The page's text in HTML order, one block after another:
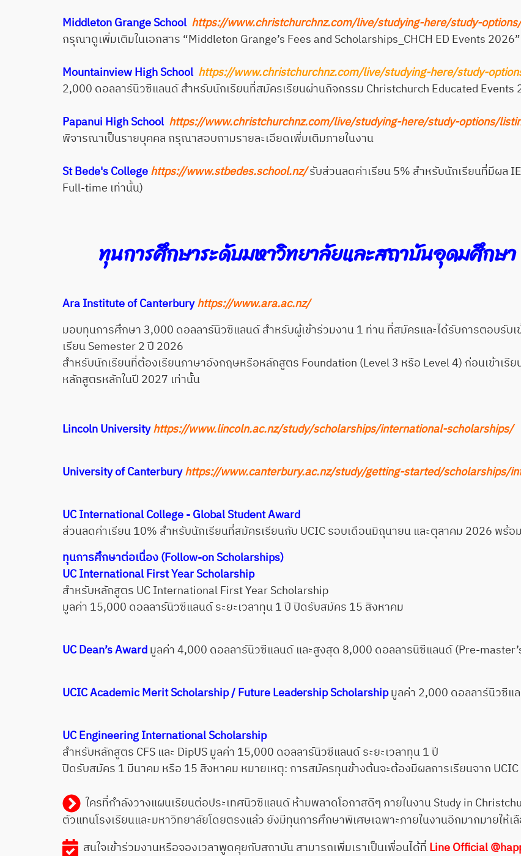
Middleton Grange School https://www.christchurchnz.com/live/studying-here/study-
กรุณาดูเพิ่มเติมในเอกสาร “Middleton Grange’s Fees and Scholarships_CHCH ED Events 2026”
Mountainview High School https://www.christchurchnz.com/live/studying-here/study-
2,000 ดอลลาร์นิวซีแลนด์ สำหรับนักเรียนที่สมัครเรียนผ่านกิจกรรม Christchurch Educated Events
Papanui High School https://www.christchurchnz.com/live/studying-here/study-options/
พิจารณาเป็นรายบุคคล กรุณาสอบถามรายละเอียดเพิ่มเติมภายในงาน
St Bede's Collegehttps://www.stbedes.school.nz/รับส่วนลดค่าเรียน 5% สำหรับนักเรียนที่มีผล
Full-time เท่านั้น)
ทุนการศึกษาระดับมหาวิทยาลัยและสถาบันอุดมศึกษ
Ara Institute of Canterburyhttps://www.ara.ac.nz/
มอบทุนการศึกษา 3,000 ดอลลาร์นิวซีแลนด์ สำหรับผู้เข้าร่วมงาน 1 ท่าน ที่สมัครและได้รับการตอบรับ
เรียน Semester 2 ปี 2026
สำหรับนักเรียนที่ต้องเรียนภาษาอังกฤษหรือหลักสูตร Foundation (Level 3 หรือ Level 4) ก่อนเข้าเรี
หลักสูตรหลักในปี 2027 เท่านั้น
Lincoln Universityhttps://www.lincoln.ac.nz/study/scholarships/international-scholarships/
University of Canterburyhttps://www.canterbury.ac.nz/study/getting-started/scholarships/
UC International College - Global Student Award
ส่วนลดค่าเรียน 10% สำหรับนักเรียนที่สมัครเรียนกับ UCIC รอบเดือนมิถุนายน และตุลาคม 2026 พร้
ทุนการศึกษาต่อเนื่อง (Follow-on Scholarships)
UC International First Year Scholarship
สำหรับหลักสูตร UC International First Year Scholarship
มูลค่า 15,000 ดอลลาร์นิวซีแลนด์ ระยะเวลาทุน 1 ปี ปิดรับสมัคร 15 สิงหาคม
UC Dean’s Awardมูลค่า 4,000 ดอลลาร์นิวซีแลนด์ และสูงสุด 8,000 ดอลลารนิซีแลนด์ (Pre-
UCIC Academic Merit Scholarship / Future Leadership Scholarshipมูลค่า 2,000 ดอลลาร์นิวซีแ
UC Engineering International Scholarship
สำหรับหลักสูตร CFS และ DipUS มูลค่า 15,000 ดอลลาร์นิวซีแลนด์ ระยะเวลาทุน 1 ปี
ปิดรับสมัคร 1 มีนาคม หรือ 15 สิงหาคม หมายเหตุ: การสมัครทุนข้างต้นจะต้องมีผลการเรียนจาก
ใครที่กำลังวางแผนเรียนต่อประเทศนิวซีแลนด์ ห้ามพลาดโอกาสดีๆ ภายในงาน Study in
ตัวแทนโรงเรียนและมหาวิทยาลัยโดยตรงแล้ว ยังมีทุนการศึกษาพิเศษเฉพาะภายในงานอีกมากมายให้
สนใจเข้าร่วมงานหรือจองเวลาพูดคุยกับสถาบัน สามารถเพิ่มเราเป็นเพื่อนได้ที่ Line Official